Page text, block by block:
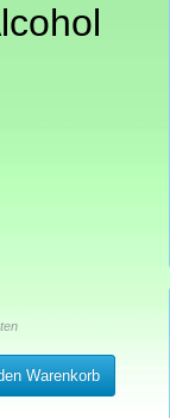
Warenkorb